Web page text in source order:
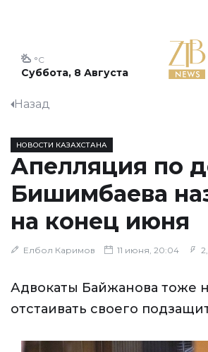
Суббота, 8 Августа
°C
Назад
НОВОСТИ КАЗАХСТАНА
Апелляция по
Бишимбаева
на конец июня
Елбол Каримов 11 июня, 20:04
Адвокаты Байжанова тоже
отстаивать своего